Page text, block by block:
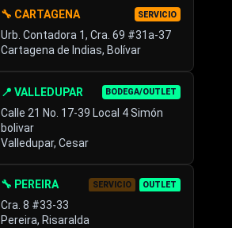
🔧 CARTAGENA SERVICIO
Urb. Contadora 1, Cra. 69 #31a-37
Cartagena de Indias, Bolívar
📍 VALLEDUPAR BODEGA/OUTLET
Calle 21 No. 17-39 Local 4 Simón
bolivar
Valledupar, Cesar
🔧 PEREIRA SERVICIO OUTLET
Cra. 8 #33-33
Pereira, Risaralda